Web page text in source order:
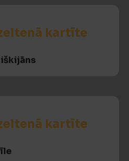
kartīte
kartīte